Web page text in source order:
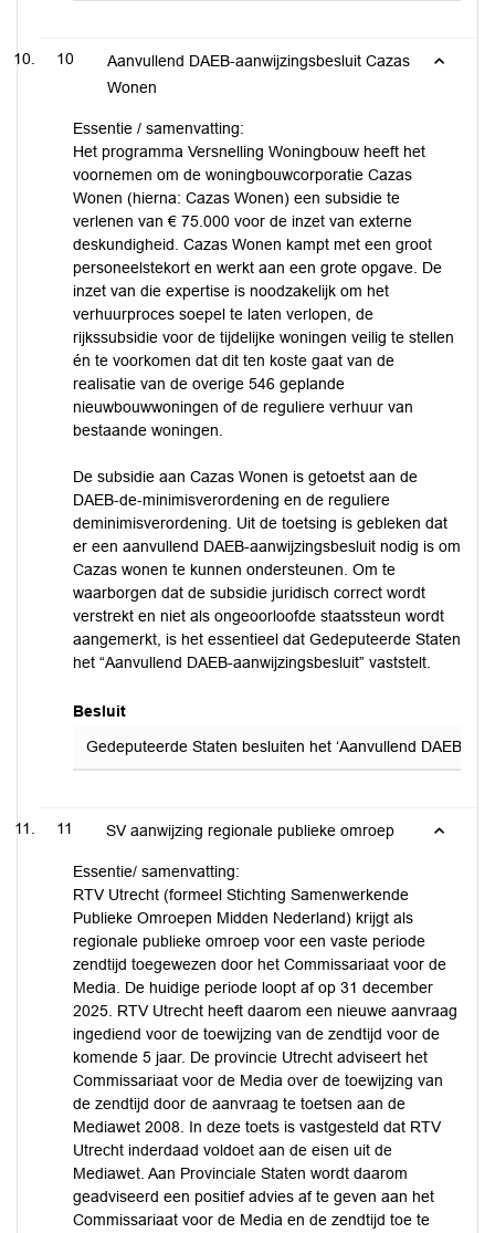
10
Aanvullend DAEB-aanwijzingsbesluit Cazas
Wonen
Essentie / samenvatting:
Het programma Versnelling Woningbouw heeft het
voornemen om de woningbouwcorporatie Cazas
Wonen (hierna: Cazas Wonen) een subsidie te
verlenen van € 75.000 voor de inzet van externe
deskundigheid. Cazas Wonen kampt met een groot
personeelstekort en werkt aan een grote opgave. De
inzet van die expertise is noodzakelijk om het
verhuurproces soepel te laten verlopen, de
rijkssubsidie voor de tijdelijke woningen veilig te stellen
én te voorkomen dat dit ten koste gaat van de
realisatie van de overige 546 geplande
nieuwbouwwoningen of de reguliere verhuur van
bestaande woningen.
De subsidie aan Cazas Wonen is getoetst aan de
DAEB-de-minimisverordening en de reguliere
deminimisverordening. Uit de toetsing is gebleken dat
er een aanvullend DAEB-aanwijzingsbesluit nodig is om
Cazas wonen te kunnen ondersteunen. Om te
waarborgen dat de subsidie juridisch correct wordt
verstrekt en niet als ongeoorloofde staatssteun wordt
aangemerkt, is het essentieel dat Gedeputeerde Staten
het “Aanvullend DAEB-aanwijzingsbesluit” vaststelt.
Besluit
Gedeputeerde Staten besluiten het ‘Aanvullend DAEB-
11 SV aanwijzing regionale publieke omroep
Essentie/ samenvatting:
RTV Utrecht (formeel Stichting Samenwerkende
Publieke Omroepen Midden Nederland) krijgt als
regionale publieke omroep voor een vaste periode
zendtijd toegewezen door het Commissariaat voor de
Media. De huidige periode loopt af op 31 december
2025. RTV Utrecht heeft daarom een nieuwe aanvraag
ingediend voor de toewijzing van de zendtijd voor de
komende 5 jaar. De provincie Utrecht adviseert het
Commissariaat voor de Media over de toewijzing van
de zendtijd door de aanvraag te toetsen aan de
Mediawet 2008. In deze toets is vastgesteld dat RTV
Utrecht inderdaad voldoet aan de eisen uit de
Mediawet. Aan Provinciale Staten wordt daarom
geadviseerd een positief advies af te geven aan het
Commissariaat voor de Media en de zendtijd toe te